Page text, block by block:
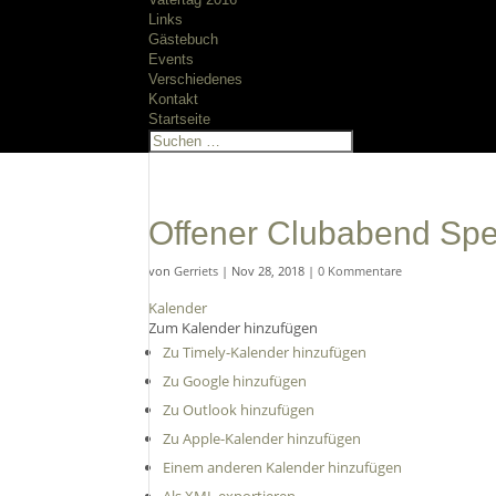
Links
Gästebuch
Events
Verschiedenes
Kontakt
Startseite
Offener Clubabend
vonGerriets | Nov 28, 2018 |0 Kommentare
Kalender
Zum Kalender hinzufügen
Zu Timely-Kalender hinzufügen
Zu Google hinzufügen
Zu Outlook hinzufügen
Zu Apple-Kalender hinzufügen
Einem anderen Kalender hinzufügen